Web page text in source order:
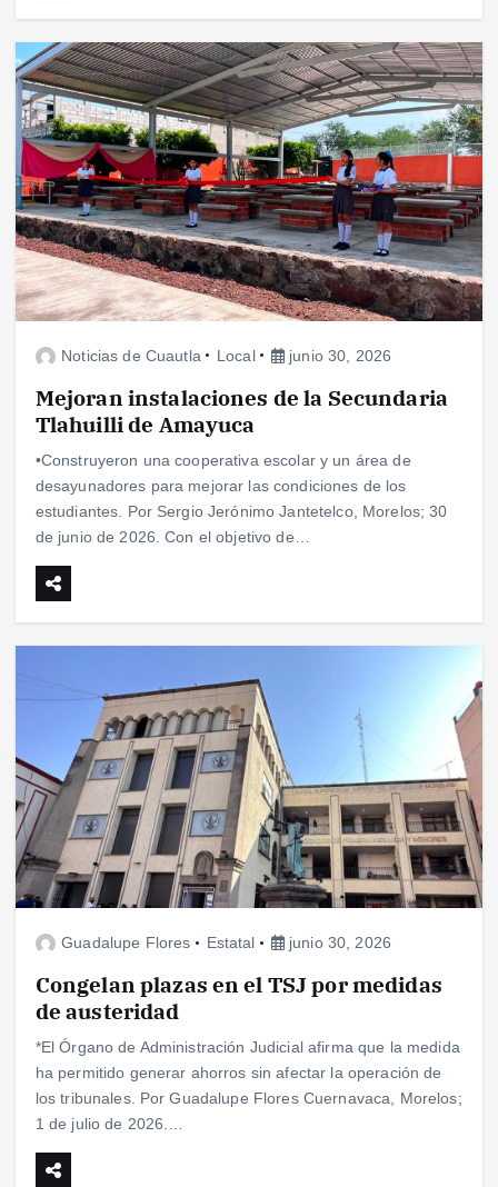
Noticias de Cuautla Local junio 30, 2026
Mejoran instalaciones de la Secundaria
Tlahuilli de Amayuca
•Construyeron una cooperativa escolar y un área de
desayunadores para mejorar las condiciones de los
estudiantes. Por Sergio Jerónimo Jantetelco, Morelos; 30
de junio de 2026. Con el objetivo de…
Guadalupe Flores Estatal junio 30, 2026
Congelan plazas en el TSJ por medidas
de austeridad
*El Órgano de Administración Judicial afirma que la medida
ha permitido generar ahorros sin afectar la operación de
los tribunales. Por Guadalupe Flores Cuernavaca, Morelos;
1 de julio de 2026.…